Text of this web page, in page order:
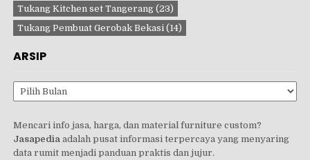
Tukang Kitchen set Tangerang (23)
Tukang Pembuat Gerobak Bekasi (14)
ARSIP
Arsip
Mencari info jasa, harga, dan material furniture custom?
Jasapedia adalah pusat informasi terpercaya yang menyaring
data rumit menjadi panduan praktis dan jujur.